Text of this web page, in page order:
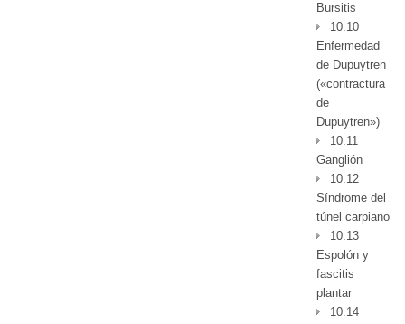
Bursitis
10.10
Enfermedad
de Dupuytren
(«contractura
de
Dupuytren»)
10.11
Ganglión
10.12
Síndrome del
túnel carpiano
10.13
Espolón y
fascitis
plantar
10.14